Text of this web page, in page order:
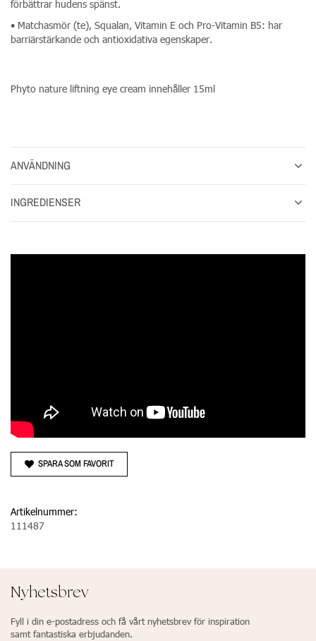
ANVÄNDNING
INGREDIENSER
förbättrar hudens spänst.
• Matchasmör (te), Squalan, Vitamin E och Pro-Vitamin B5: har
barriärstärkande och antioxidativa egenskaper.
Phyto nature liftning eye cream innehåller 15ml
SPARA SOM FAVORIT
Artikelnummer:
111487
Nyhetsbrev
Fyll i din e-postadress och få vårt nyhetsbrev för inspiration
samt fantastiska erbjudanden.